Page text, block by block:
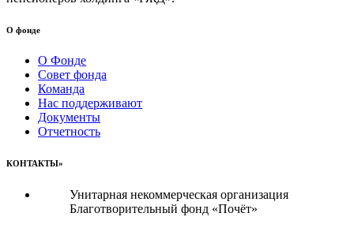
О фонде
О Фонде
Совет фонда
Команда
Нас поддерживают
Документы
Отчетность
КОНТАКТЫ»
Унитарная некоммерческая организация
Благотворительный фонд «Почёт»